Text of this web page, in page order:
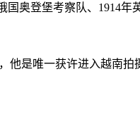
奥登堡考察队、1914年
他是唯一获许进入越南